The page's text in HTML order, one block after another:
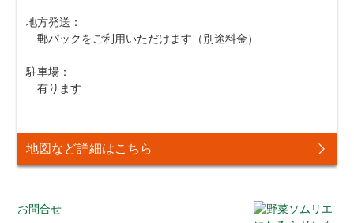
地方発送：
郵パックをご利用いただけます（別途料金）
駐車場：
有ります
地図など詳細はこちら
お問合せ